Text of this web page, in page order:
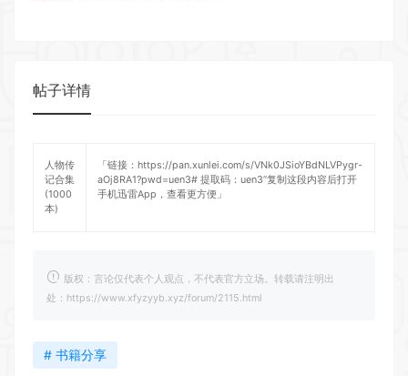
帖子详情
人物传
记合集
(1000
本)
「链接： https://pan.xunlei.com/s/VNk0JSioYBdNLVPygr-
aOj8RA1?pwd=uen3# 提取码：uen3”复制这段内容后打开
手机迅雷App，查看更方便」
版权：言论仅代表个人观点，不代表官方立场。转载请注明出
处：https://www.xfyzyyb.xyz/forum/2115.html
# 书籍分享